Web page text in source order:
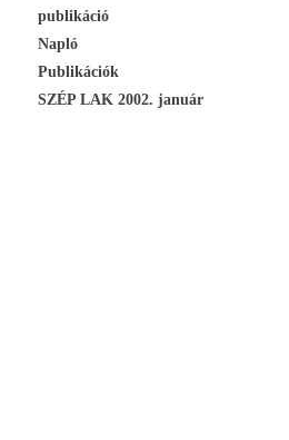
publikáció
Napló
Publikációk
SZÉP LAK 2002. január